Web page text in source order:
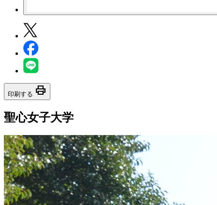
印刷する print
聖心女子大学